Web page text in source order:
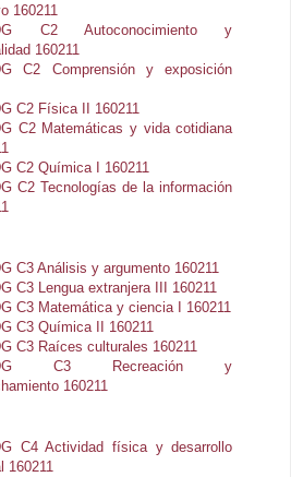
160211
C2 Autoconocimiento y
160211
C2 Comprensión y exposición
C2 Física II 160211
C2 Matemáticas y vida cotidiana
C2 Química I 160211
C2 Tecnologías de la información
C3 Análisis y argumento 160211
C3 Lengua extranjera III 160211
C3 Matemática y ciencia I 160211
C3 Química II 160211
C3 Raíces culturales 160211
C3 Recreación y
160211
C4 Actividad física y desarrollo
160211